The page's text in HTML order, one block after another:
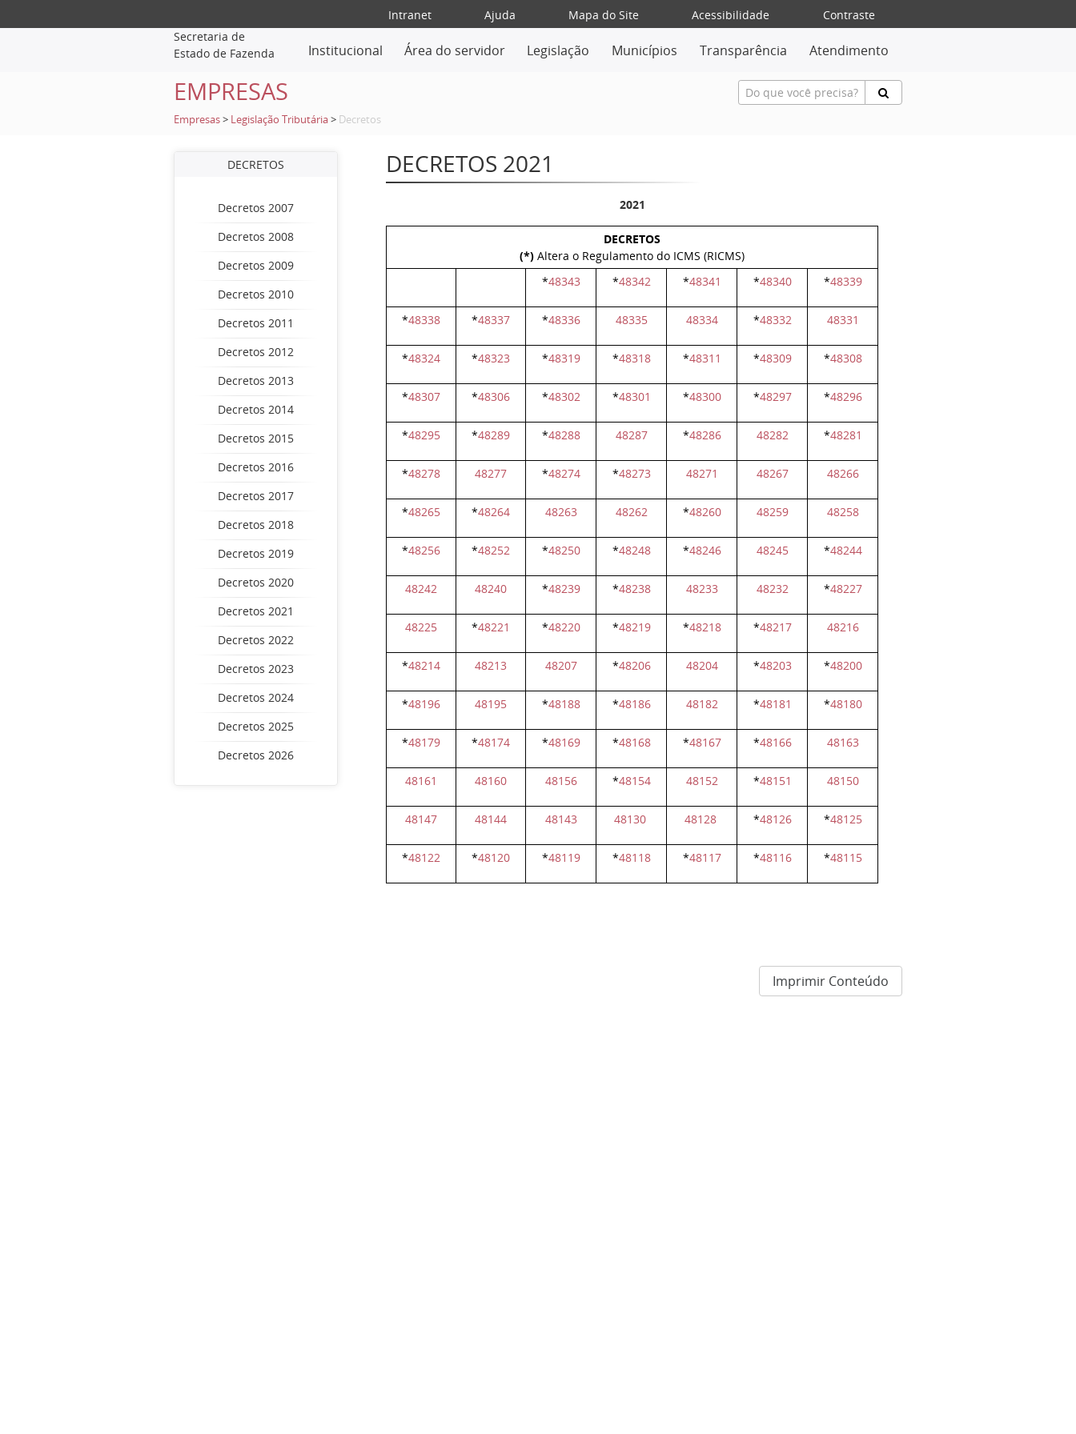
Intranet Ajuda Mapa do Site Acessibilidade
Contraste
Secretaria de
Estado de Fazenda
Institucional Área do servidor Legislação Municípios Transparência Atendimento
EMPRESAS
Empresas > Legislação Tributária > Decretos
DECRETOS
Decretos 2007
Decretos 2008
Decretos 2009
Decretos 2010
Decretos 2011
Decretos 2012
Decretos 2013
Decretos 2014
Decretos 2015
Decretos 2016
Decretos 2017
Decretos 2018
Decretos 2019
Decretos 2020
Decretos 2021
Decretos 2022
Decretos 2023
Decretos 2024
Decretos 2025
Decretos 2026
DECRETOS 2021
2021
DECRETOS
(*)Altera o Regulamento do ICMS (RICMS)
*48343 *48342 *48341 *48340 *48339
*48338 *48337 *48336 48335 48334 *48332 48331
*48324 *48323 *48319 *48318 *48311 *48309 *48308
*48307 *48306 *48302 *48301 *48300 *48297 *48296
*48295 *48289 *48288 48287 *48286 48282 *48281
*48278 48277 *48274 *48273 48271 48267 48266
*48265 *48264 48263 48262 *48260 48259 48258
*48256 *48252 *48250 *48248 *48246 48245 *48244
48242 48240 *48239 *48238 48233 48232 *48227
48225 *48221 *48220 *48219 *48218 *48217 48216
*48214 48213 48207 *48206 48204 *48203 *48200
*48196 48195 *48188 *48186 48182 *48181 *48180
*48179 *48174 *48169 *48168 *48167 *48166 48163
48161 48160 48156 *48154 48152 *48151 48150
48147 48144 48143 48130 48128 *48126 *48125
*48122 *48120 *48119 *48118 *48117 *48116 *48115
Imprimir Conteúdo